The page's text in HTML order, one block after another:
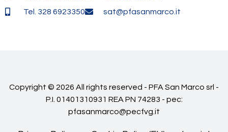
Tel. 328 6923350
sat@pfasanmarco.it
Copyright © 2026 All rights reserved - PFA San Marco srl -
P.I. 01401310931 REA PN 74283 - pec:
pfasanmarco@pecfvg.it